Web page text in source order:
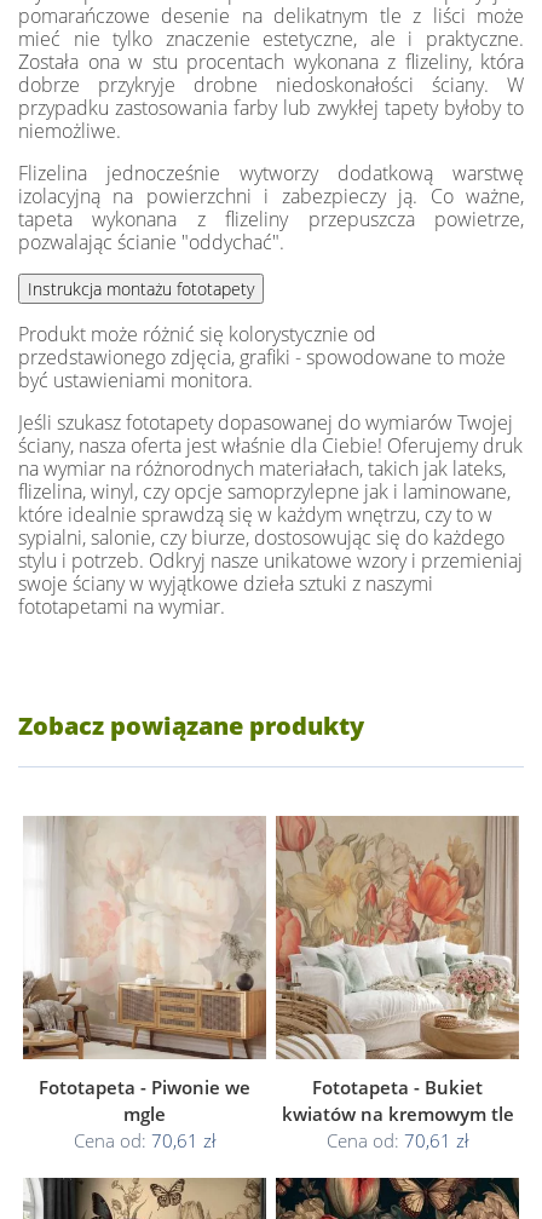
pomarańczowe desenie na delikatnym tle z liści może
mieć nie tylko znaczenie estetyczne, ale i praktyczne.
Została ona w stu procentach wykonana z flizeliny, która
dobrze przykryje drobne niedoskonałości ściany. W
przypadku zastosowania farby lub zwykłej tapety byłoby to
niemożliwe.
Flizelina jednocześnie wytworzy dodatkową warstwę
izolacyjną na powierzchni i zabezpieczy ją. Co ważne,
tapeta wykonana z flizeliny przepuszcza powietrze,
pozwalając ścianie "oddychać".
Produkt może różnić się kolorystycznie od
przedstawionego zdjęcia, grafiki - spowodowane to może
być ustawieniami monitora.
Jeśli szukasz fototapety dopasowanej do wymiarów Twojej
ściany, nasza oferta jest właśnie dla Ciebie! Oferujemy druk
na wymiar na różnorodnych materiałach, takich jak lateks,
flizelina, winyl, czy opcje samoprzylepne jak i laminowane,
które idealnie sprawdzą się w każdym wnętrzu, czy to w
sypialni, salonie, czy biurze, dostosowując się do każdego
stylu i potrzeb. Odkryj nasze unikatowe wzory i przemieniaj
swoje ściany w wyjątkowe dzieła sztuki z naszymi
fototapetami na wymiar.
Zobacz powiązane produkty
Fototapeta - Piwonie we
mgle
Cena od: 70,61 zł
Fototapeta - Bukiet
kwiatów na kremowym tle
Cena od: 70,61 zł